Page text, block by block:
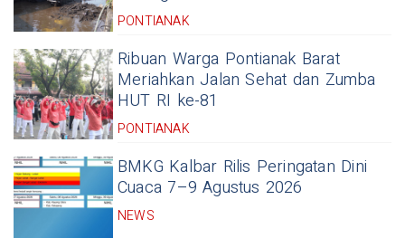
PONTIANAK
Ribuan Warga Pontianak Barat
Meriahkan Jalan Sehat dan Zumba
HUT RI ke-81
PONTIANAK
BMKG Kalbar Rilis Peringatan Dini
Cuaca 7–9 Agustus 2026
NEWS